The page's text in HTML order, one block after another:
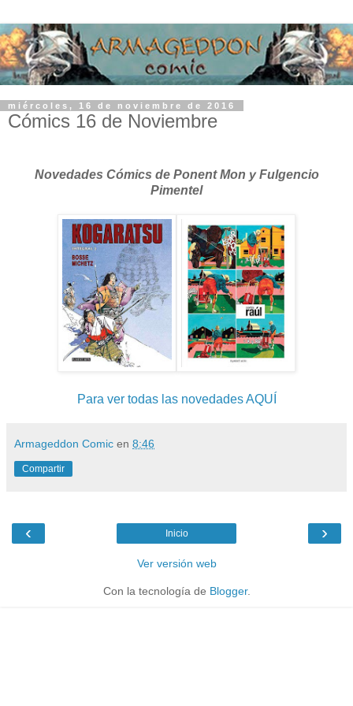
miércoles, 16 de noviembre de 2016
Cómics 16 de Noviembre
Novedades Cómics de Ponent Mon y Fulgencio
Pimentel
Para ver todas las novedades AQUÍ
Armageddon Comic en 8:46
Compartir
‹ ›
Inicio
Ver versión web
Con la tecnología de Blogger.